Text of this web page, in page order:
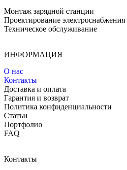
Монтаж зарядной станции
Проектирование электроснабжения
Техническое обслуживание
ИНФОРМАЦИЯ
О нас
Контакты
Доставка и оплата
Гарантия и возврат
Политика конфиденциальности
Статьи
Портфолио
FAQ
Контакты